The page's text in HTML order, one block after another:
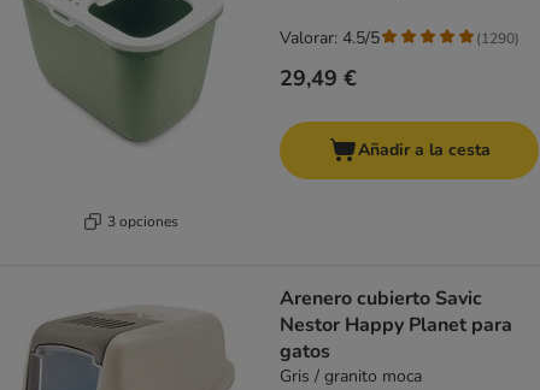
3 opciones
29,49 €
Valorar: 4.5/5 (1290)
Añadir a la cesta
Arenero cubierto Savic
Nestor Happy Planet para
gatos
Gris / granito moca